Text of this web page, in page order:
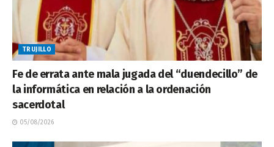
TRUJILLO
Fe de errata ante mala jugada del “duendecillo” de
la informática en relación a la ordenación
sacerdotal
05/08/2026